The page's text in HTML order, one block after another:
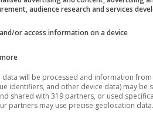
blu si tingono di
audience research and services
or access information on a device
data will be processed and information
identifiers, and other device data) may be
shared with 319 partners, or used
partners may use precise geolocation